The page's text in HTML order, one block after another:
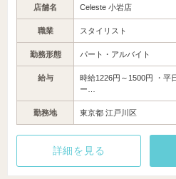
店舗名 Celeste 小岩店
職業 スタイリスト
勤務形態 パート・アルバイト
給与
時給1226円～1500円 ・平
ー…
勤務地 東京都 江戸川区
詳細を見る